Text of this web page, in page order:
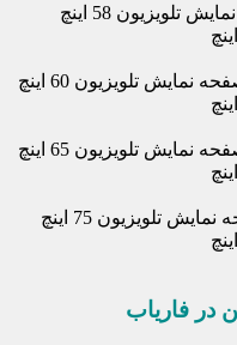
58 اینچ
تلویزیون 60 اینچ
تلویزیون 65 اینچ
تلویزیون 75 اینچ
در فاریاب